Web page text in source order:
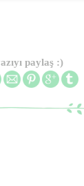
paylaş :)